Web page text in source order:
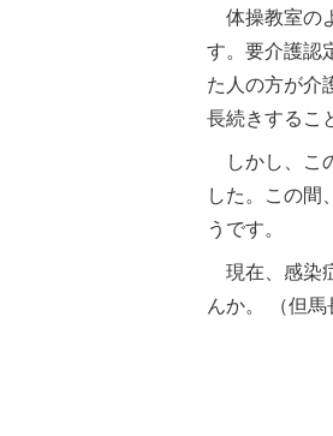
体操教室の
す。要介護認
た人の方が介
長続きするこ
しかし、こ
した。この間
うです。
現在、感染
んか。 （但